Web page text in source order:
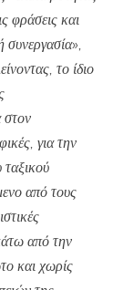
φράσεις και
συνεργασία»,
το ίδιο
στον
για την
ταξικού
από τους
από την
και χωρίς